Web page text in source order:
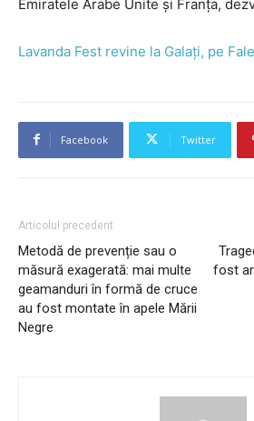
Emiratele Arabe Unite și Franța,
Lavanda Fest revine la Galaţi, pe
Facebook Twitter
Articolul precedent
Metodă de prevenție sau o
măsură exagerată: mai multe
geamanduri în formă de cruce
au fost montate în apele Mării
Negre
fost